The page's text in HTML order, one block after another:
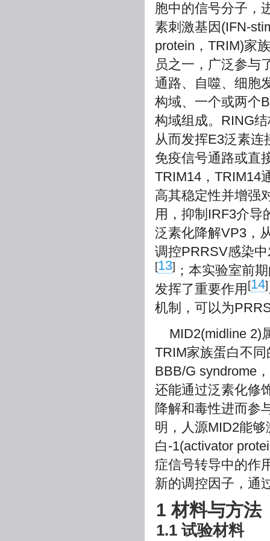
胞中的信号分子，
素刺激基因(IFN-
protein，TRIM)家
员之一，广泛参与
通路、自噬、细胞
构域、一个或两个
构域组成。RING
从而发挥E3泛素连
免疫信号通路或直
TRIM14，TRIM14
高其稳定性并增强
用，抑制IRF3介导
泛素化降解VP3，
调控PRRSV感染
[13] ；本实验室前
发挥了重要作用 [14]
机制，可以为
MID2(midline 2)
TRIM家族蛋白不
BBB/G syndrome
还能通过泛素化修
降解和毒性进而参
明，人源MID2能
白-1(activator
症信号转导中的作
新的调控因子，通
1 材料与方法
1.1 试验材料